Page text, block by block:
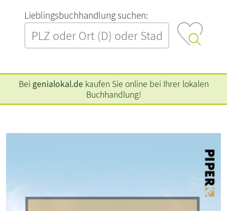
L‍i‍e‍b‍l‍i‍n‍g‍s‍b‍u‍c‍h‍h‍a‍n‍d‍l‍u‍n‍g‍ ‍s‍u‍c‍h‍e‍n‍:‍
Bei genialokal.de kaufen Sie online bei Ihrer lokalen
Buchhandlung!